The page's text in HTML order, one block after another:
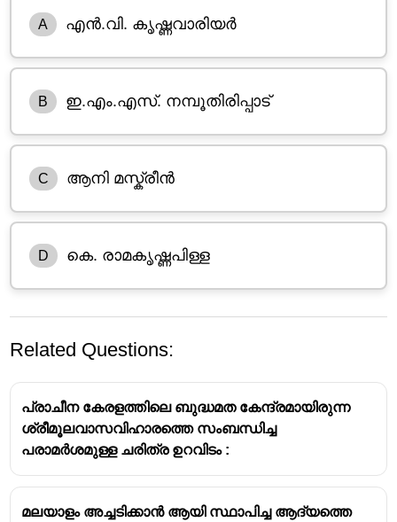
A എന്‍.വി. കൃഷ്ണവാരിയര്‍
B ഇ.എം.എസ്. നമ്പൂതിരിപ്പാട്
C ആനി മസ്ക്രീന്‍
D കെ. രാമകൃഷ്ണപിള്ള
Related Questions:
പ്രാചീന കേരളത്തിലെ ബുദ്ധമത കേന്ദ്രമായിരുന്ന
ശ്രീമൂലവാസവിഹാരത്തെ സംബന്ധിച്ച
പരാമർശമുള്ള ചരിത്ര ഉറവിടം :
മലയാളം അച്ചടിക്കാൻ ആയി സ്ഥാപിച്ച ആദ്യത്തെ